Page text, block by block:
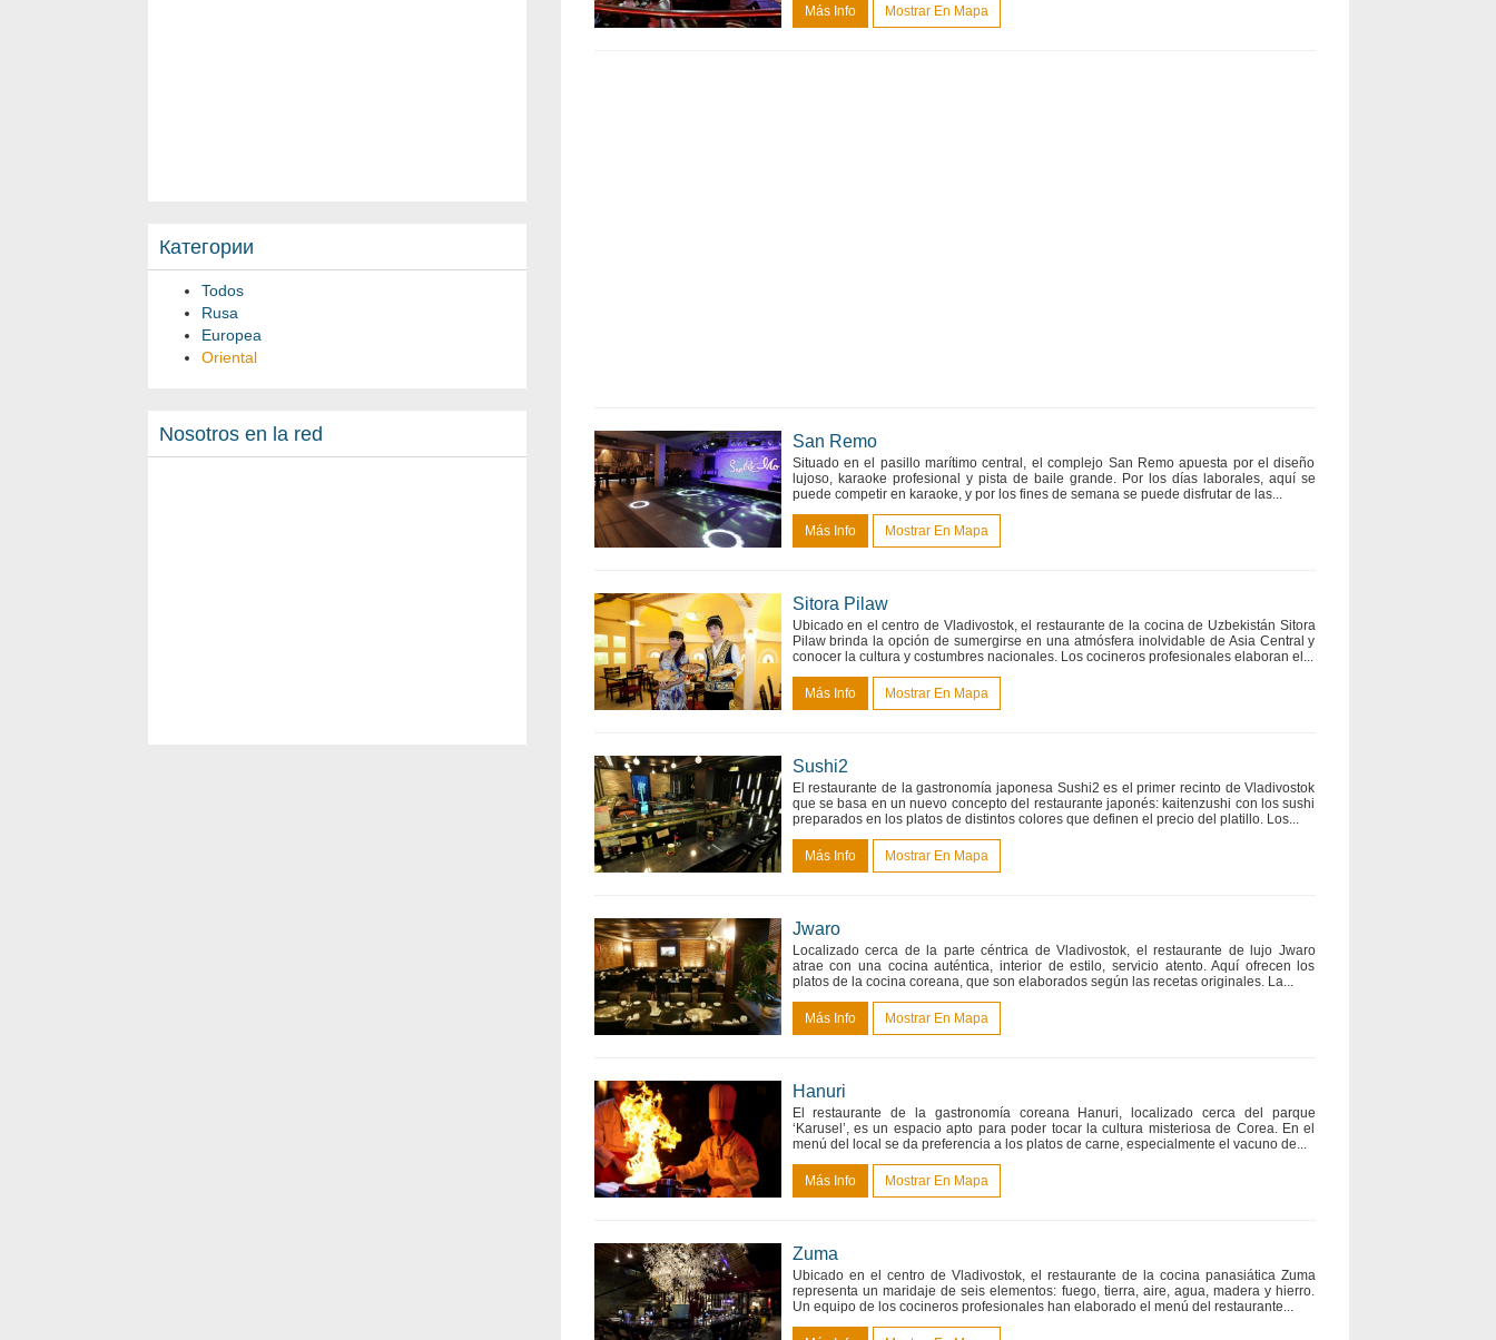
Категории
Todos
Rusa
Europea
Oriental
Nosotros en la red
Más Info Mostrar En Mapa
San Remo
Situado en el pasillo marítimo central, el complejo San Remo apuesta por el diseño
lujoso, karaoke profesional y pista de baile grande. Por los días laborales, aquí se
puede competir en karaoke, y por los fines de semana se puede disfrutar de las...
Más Info Mostrar En Mapa
Sitora Pilaw
Ubicado en el centro de Vladivostok, el restaurante de la cocina de Uzbekistán Sitora
Pilaw brinda la opción de sumergirse en una atmósfera inolvidable de Asia Central y
conocer la cultura y costumbres nacionales. Los cocineros profesionales elaboran el...
Más Info Mostrar En Mapa
Sushi2
El restaurante de la gastronomía japonesa Sushi2 es el primer recinto de Vladivostok
que se basa en un nuevo concepto del restaurante japonés: kaitenzushi con los sushi
preparados en los platos de distintos colores que definen el precio del platillo. Los...
Más Info Mostrar En Mapa
Jwaro
Localizado cerca de la parte céntrica de Vladivostok, el restaurante de lujo Jwaro
atrae con una cocina auténtica, interior de estilo, servicio atento. Aquí ofrecen los
platos de la cocina coreana, que son elaborados según las recetas originales. La...
Más Info Mostrar En Mapa
Hanuri
El restaurante de la gastronomía coreana Hanuri, localizado cerca del parque
‘Karusel’, es un espacio apto para poder tocar la cultura misteriosa de Corea. En el
menú del local se da preferencia a los platos de carne, especialmente el vacuno de...
Más Info Mostrar En Mapa
Zuma
Ubicado en el centro de Vladivostok, el restaurante de la cocina panasiática Zuma
representa un maridaje de seis elementos: fuego, tierra, aire, agua, madera y hierro.
Un equipo de los cocineros profesionales han elaborado el menú del restaurante...